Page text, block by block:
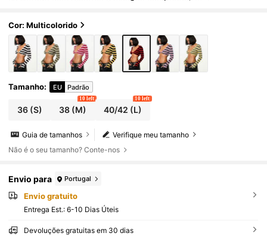
Inverno.
Cor: Multicolorido
Tamanho: EU Padrão
36(S) 38 (M)
10 left
40/42 (L)
10 left
Verifique meu tamanho
Guia de tamanhos
Não é o seu tamanho? Conte-nos
Envio para Portugal
Envio gratuito
Entrega Est.: 6-10 Dias Úteis
Devoluções gratuitas em 30 dias